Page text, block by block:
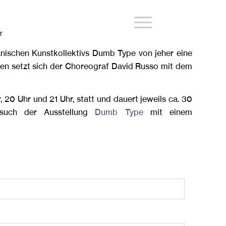
Kunstkollektivs Dumb Type von jeher eine
setzt sich der Choreograf David Russo mit dem
Uhr und 21 Uhr, statt und dauert jeweils ca. 30
der Ausstellung
Dumb Typemit einem